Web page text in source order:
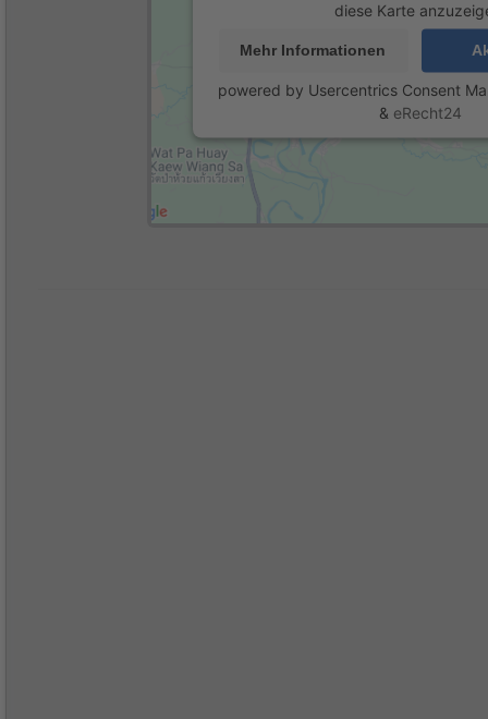
diese Karte
Mehr Informationen
powered by Usercentrics Consent
& eRecht24